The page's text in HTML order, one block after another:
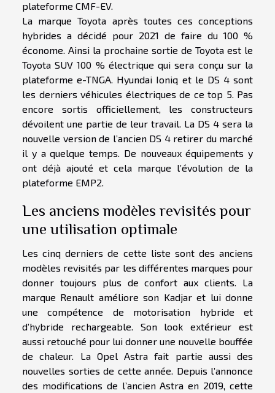
plateforme CMF-EV.
La marque Toyota après toutes ces conceptions
hybrides a décidé pour 2021 de faire du 100 %
économe. Ainsi la prochaine sortie de Toyota est le
Toyota SUV 100 % électrique qui sera conçu sur la
plateforme e-TNGA. Hyundai Ioniq et le DS 4 sont
les derniers véhicules électriques de ce top 5. Pas
encore sortis officiellement, les constructeurs
dévoilent une partie de leur travail. La DS 4 sera la
nouvelle version de l’ancien DS 4 retirer du marché
il y a quelque temps. De nouveaux équipements y
ont déjà ajouté et cela marque l’évolution de la
plateforme EMP2.
Les anciens modèles revisités pour
une utilisation optimale
Les cinq derniers de cette liste sont des anciens
modèles revisités par les différentes marques pour
donner toujours plus de confort aux clients. La
marque Renault améliore son Kadjar et lui donne
une compétence de motorisation hybride et
d’hybride rechargeable. Son look extérieur est
aussi retouché pour lui donner une nouvelle bouffée
de chaleur. La Opel Astra fait partie aussi des
nouvelles sorties de cette année. Depuis l’annonce
des modifications de l’ancien Astra en 2019, cette